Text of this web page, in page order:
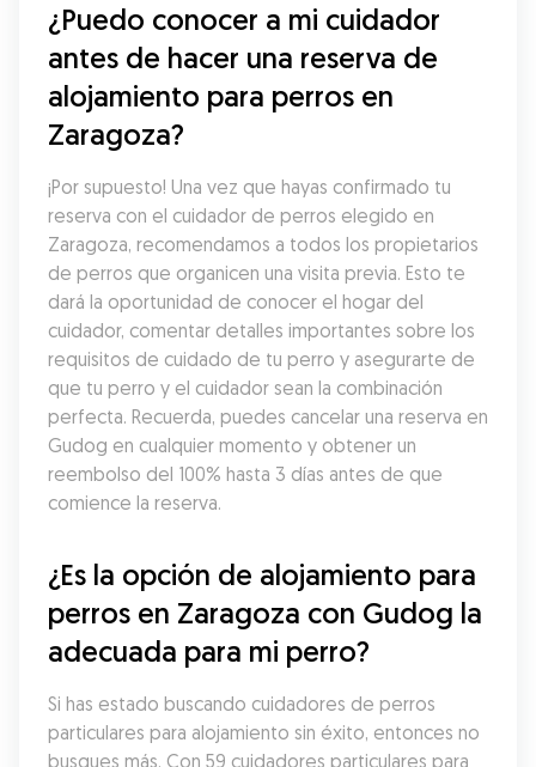
¿Puedo conocer a mi cuidador
antes de hacer una reserva de
alojamiento para perros en
Zaragoza?
¡Por supuesto! Una vez que hayas confirmado tu
reserva con el cuidador de perros elegido en
Zaragoza, recomendamos a todos los propietarios
de perros que organicen una visita previa. Esto te
dará la oportunidad de conocer el hogar del
cuidador, comentar detalles importantes sobre los
requisitos de cuidado de tu perro y asegurarte de
que tu perro y el cuidador sean la combinación
perfecta. Recuerda, puedes cancelar una reserva en
Gudog en cualquier momento y obtener un
reembolso del 100% hasta 3 días antes de que
comience la reserva.
¿Es la opción de alojamiento para
perros en Zaragoza con Gudog la
adecuada para mi perro?
Si has estado buscando cuidadores de perros
particulares para alojamiento sin éxito, entonces no
busques más. Con 59 cuidadores particulares para